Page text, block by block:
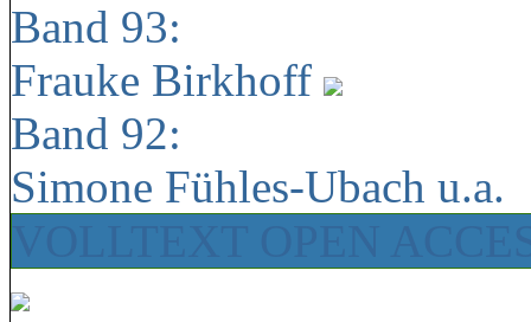
Band 93:
Frauke Birkhoff
Band 92:
Simone Fühles-Ubach u.a.